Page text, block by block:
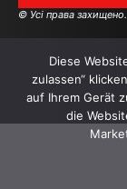
© Усі права
Diese
zulassen“
auf Ihrem Gerät
die